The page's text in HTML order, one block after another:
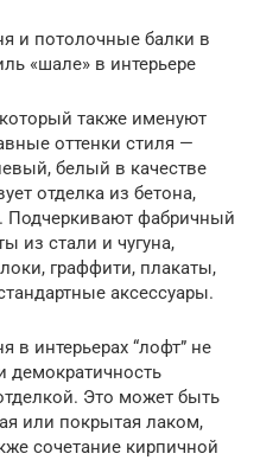
и потолочные балки в
«шале» в интерьере
также именуют
оттенки стиля —
белый в качестве
отделка из бетона,
Подчеркивают фабричный
из стали и чугуна,
граффити, плакаты,
аксессуары.
в интерьерах “лофт” не
демократичность
Это может быть
или покрытая лаком,
сочетание кирпичной